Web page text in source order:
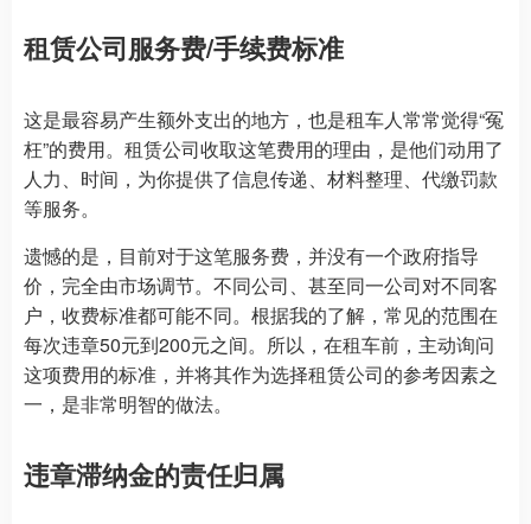
租赁公司服务费/手续费标准
这是最容易产生额外支出的地方，也是租车人常常觉得“冤
枉”的费用。租赁公司收取这笔费用的理由，是他们动用了
人力、时间，为你提供了信息传递、材料整理、代缴罚款
等服务。
遗憾的是，目前对于这笔服务费，并没有一个政府指导
价，完全由市场调节。不同公司、甚至同一公司对不同客
户，收费标准都可能不同。根据我的了解，常见的范围在
每次违章50元到200元之间。所以，在租车前，主动询问
这项费用的标准，并将其作为选择租赁公司的参考因素之
一，是非常明智的做法。
违章滞纳金的责任归属